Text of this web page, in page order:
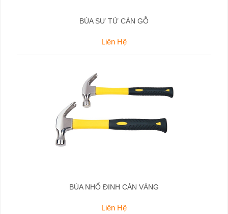
BÚA SƯ TỬ CÁN GỖ
Liên Hệ
BÚA NHỔ ĐINH CÁN VÀNG
Liên Hệ